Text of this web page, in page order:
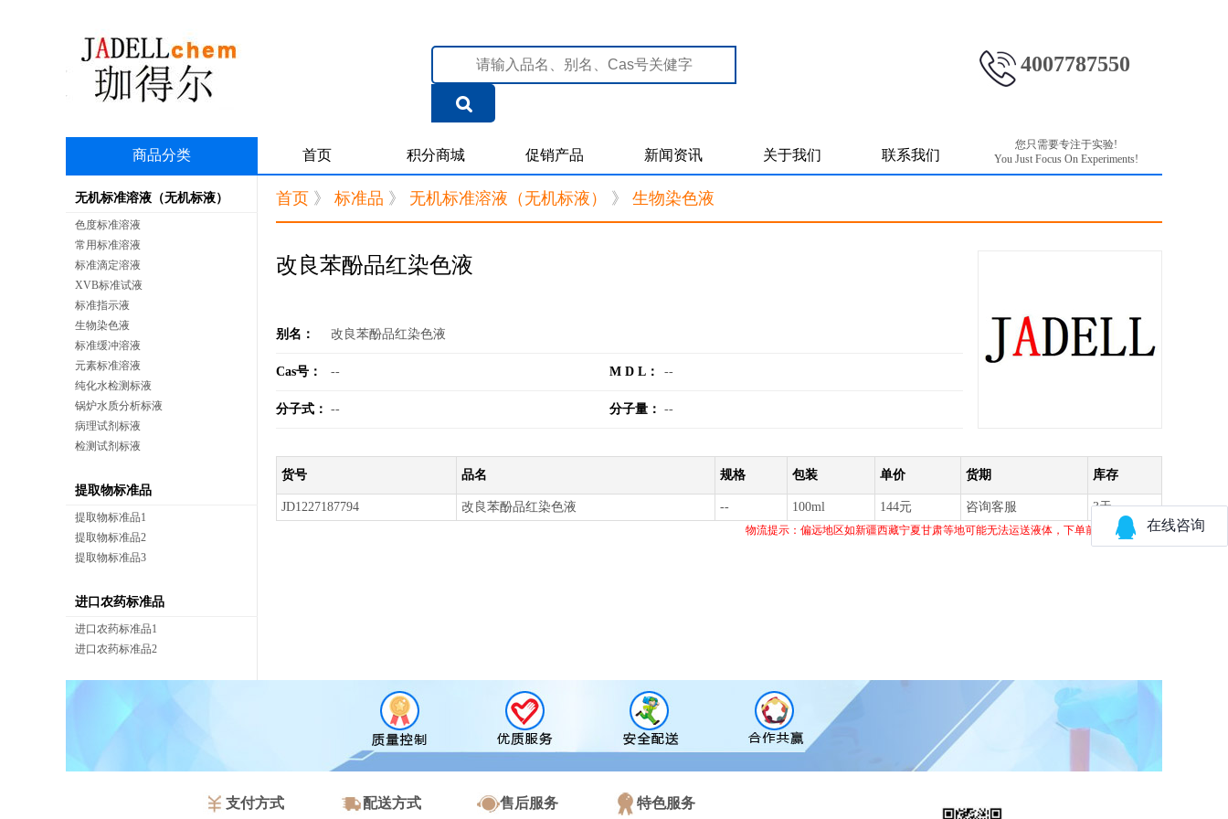
4007787550
商品分类 首页 积分商城 促销产品 新闻资讯 关于我们 联系我们
您只需要专注于实验!
You Just Focus On Experiments!
无机标准溶液（无机标液）
色度标准溶液
常用标准溶液
标准滴定溶液
XVB标准试液
标准指示液
生物染色液
标准缓冲溶液
元素标准溶液
纯化水检测标液
锅炉水质分析标液
病理试剂标液
检测试剂标液
提取物标准品
提取物标准品1
提取物标准品2
提取物标准品3
进口农药标准品
进口农药标准品1
进口农药标准品2
首页 》 标准品 》 无机标准溶液（无机标液） 》 生物染色液
改良苯酚品红染色液
别名： 改良苯酚品红染色液
Cas号： -- M D L： --
分子式： -- 分子量： --
货号 品名 规格 包装 单价 货期 库存
JD1227187794 改良苯酚品红染色液 -- 100ml 144元 咨询客服 3天
物流提示：偏远地区如新疆西藏宁夏甘肃等地可能无法运送液体，下单前请联系客服。
支付方式 配送方式 售后服务 特色服务